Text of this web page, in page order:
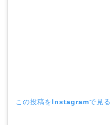
この投稿をInstagramで見る